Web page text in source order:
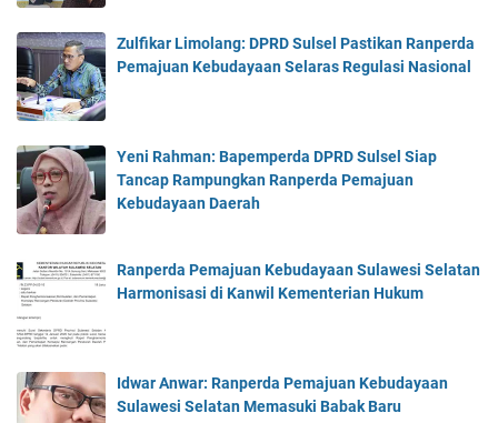
Zulfikar Limolang: DPRD Sulsel Pastikan Ranperda
Pemajuan Kebudayaan Selaras Regulasi Nasional
Yeni Rahman: Bapemperda DPRD Sulsel Siap
Tancap Rampungkan Ranperda Pemajuan
Kebudayaan Daerah
Ranperda Pemajuan Kebudayaan Sulawesi Selatan
Harmonisasi di Kanwil Kementerian Hukum
Idwar Anwar: Ranperda Pemajuan Kebudayaan
Sulawesi Selatan Memasuki Babak Baru